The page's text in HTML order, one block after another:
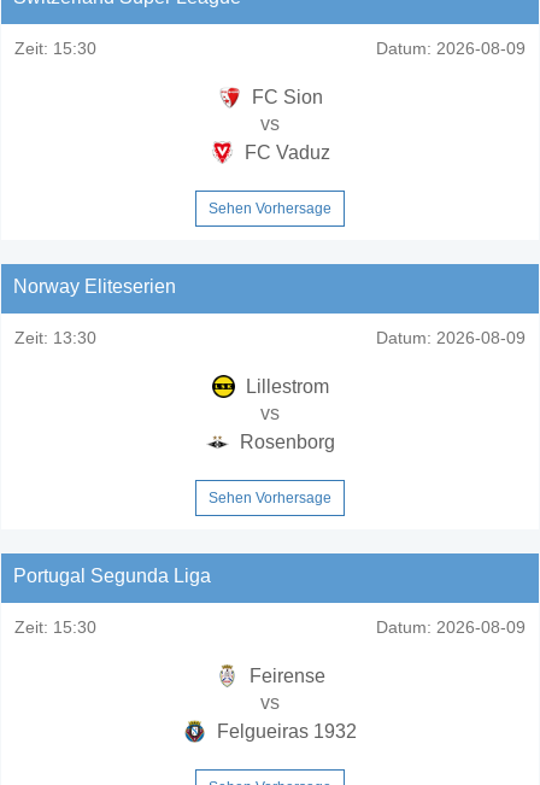
Zeit: 15:30 Datum: 2026-08-09
FC Sion
vs
FC Vaduz
Sehen Vorhersage
Norway Eliteserien
Zeit: 13:30 Datum: 2026-08-09
Lillestrom
vs
Rosenborg
Sehen Vorhersage
Portugal Segunda Liga
Zeit: 15:30 Datum: 2026-08-09
Feirense
vs
Felgueiras 1932